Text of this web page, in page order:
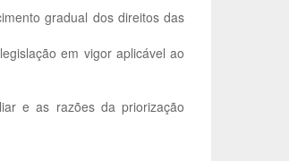
gradual dos direitos das
em vigor aplicável ao
e as razões da priorização